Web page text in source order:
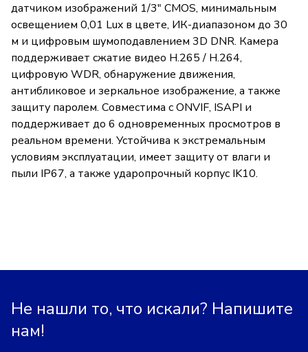
датчиком изображений 1/3" CMOS, минимальным
освещением 0,01 Lux в цвете, ИК-диапазоном до 30
м и цифровым шумоподавлением 3D DNR. Камера
поддерживает сжатие видео H.265 / H.264,
цифровую WDR, обнаружение движения,
антибликовое и зеркальное изображение, а также
защиту паролем. Совместима с ONVIF, ISAPI и
поддерживает до 6 одновременных просмотров в
реальном времени. Устойчива к экстремальным
условиям эксплуатации, имеет защиту от влаги и
пыли IP67, а также ударопрочный корпус IK10.
Не нашли то, что искали? Напишите
нам!